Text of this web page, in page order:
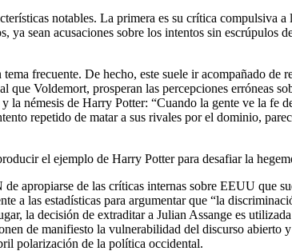
notables. La primera es su crítica compulsiva
ya sean acusaciones sobre los intentos sin escrúpulos
frecuente. De hecho, este suele ir acompañado de
Voldemort, prosperan las percepciones erróneas
némesis de Harry Potter: “Cuando la gente ve la fe
repetido de matar a sus rivales por el dominio,
el ejemplo de Harry Potter para desafiar la
apropiarse de las críticas internas sobre EEUU que
a las estadísticas para argumentar que “la
la decisión de extraditar a Julian Assange es
de manifiesto la vulnerabilidad del discurso abierto
polarización de la política occidental.